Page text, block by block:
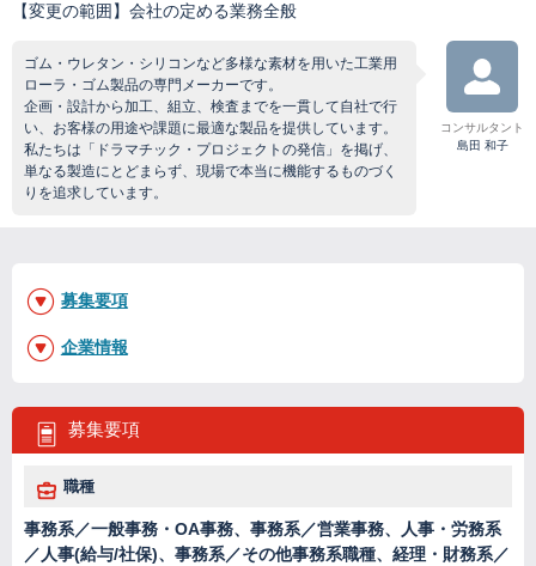
【変更の範囲】会社の定める業務全般
ゴム・ウレタン・シリコンなど多様な素材を用いた工業用
ローラ・ゴム製品の専門メーカーです。
企画・設計から加工、組立、検査までを一貫して自社で行
い、お客様の用途や課題に最適な製品を提供しています。
私たちは「ドラマチック・プロジェクトの発信」を掲げ、
単なる製造にとどまらず、現場で本当に機能するものづく
りを追求しています。
コンサルタント
島田 和子
募集要項
職種
事務系／一般事務・OA事務、事務系／営業事務、人事・労務系
／人事(給与/社保)、事務系／その他事務系職種、経理・財務系／
募集要項
企業情報